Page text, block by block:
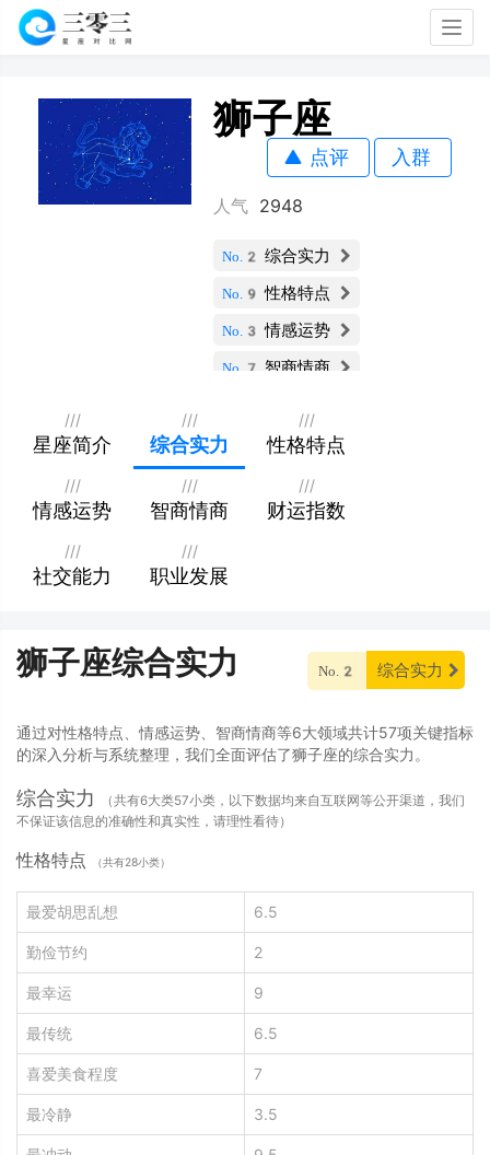
狮子座
点评 入群
人气 2948
No.2 综合实力
No.9 性格特点
No.3 情感运势
No.7 智商情商
No.3 社交能力
职业发展
///
星座简介
///
综合实力
///
性格特点
///
情感运势
///
智商情商
///
财运指数
///
社交能力
///
职业发展
狮子座综合实力 No.2 综合实力
通过对性格特点、情感运势、智商情商等6大领域共计57项关键指标
的深入分析与系统整理，我们全面评估了狮子座的综合实力。
综合实力
（共有6大类57小类，以下数据均来自互联网等公开渠道，我们
不保证该信息的准确性和真实性，请理性看待）
性格特点 （共有28小类）
最爱胡思乱想 6.5
勤俭节约 2
最幸运 9
最传统 6.5
喜爱美食程度 7
最冷静 3.5